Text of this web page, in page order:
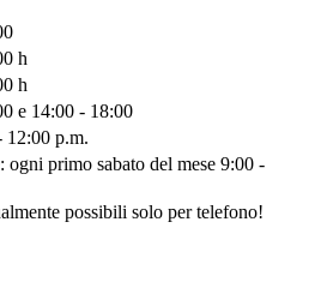
h
h
e 14:00 - 18:00
12:00 p.m.
primo sabato del mese 9:00 -
possibili solo per telefono!